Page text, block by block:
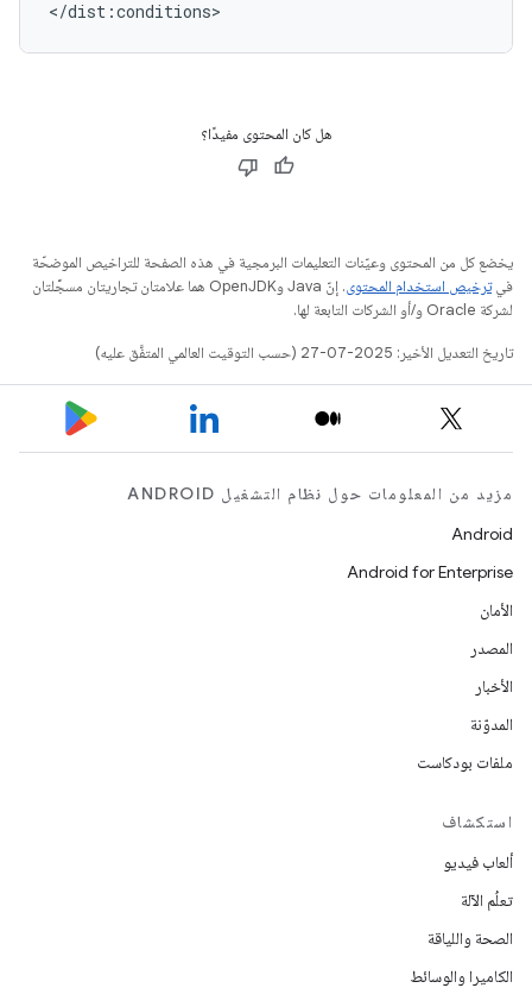
هل كان المحتوى مفيدًا؟
يخضع كل من المحتوى وعيّنات التعليمات البرمجية في هذه الصفحة للتراخيص الموضحّة
فيترخيص استخدام المحتوى
. إنّ Java وOpenJDK هما علامتان تجاريتان مسجَّلتان
لشركة Oracle و/أو الشركات التابعة لها.
تاريخ التعديل الأخير: 2025-07-27 (حسب التوقيت العالمي المتفَّق عليه)
مزيد من المعلومات حول نظام التشغيل ANDROID
Android
Android for Enterprise
الأمان
المصدر
الأخبار
المدوّنة
ملفات بودكاست
استكشاف
ألعاب فيديو
تعلُم الآلة
الصحة واللياقة
الكاميرا والوسائط